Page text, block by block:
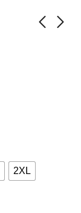
2XL